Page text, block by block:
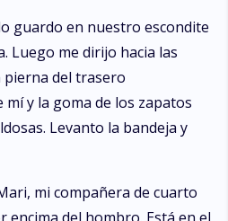
guardo en nuestro escondite
Luego me dirijo hacia las
pierna del trasero
y la goma de los zapatos
Levanto la bandeja y
mi compañera de cuarto